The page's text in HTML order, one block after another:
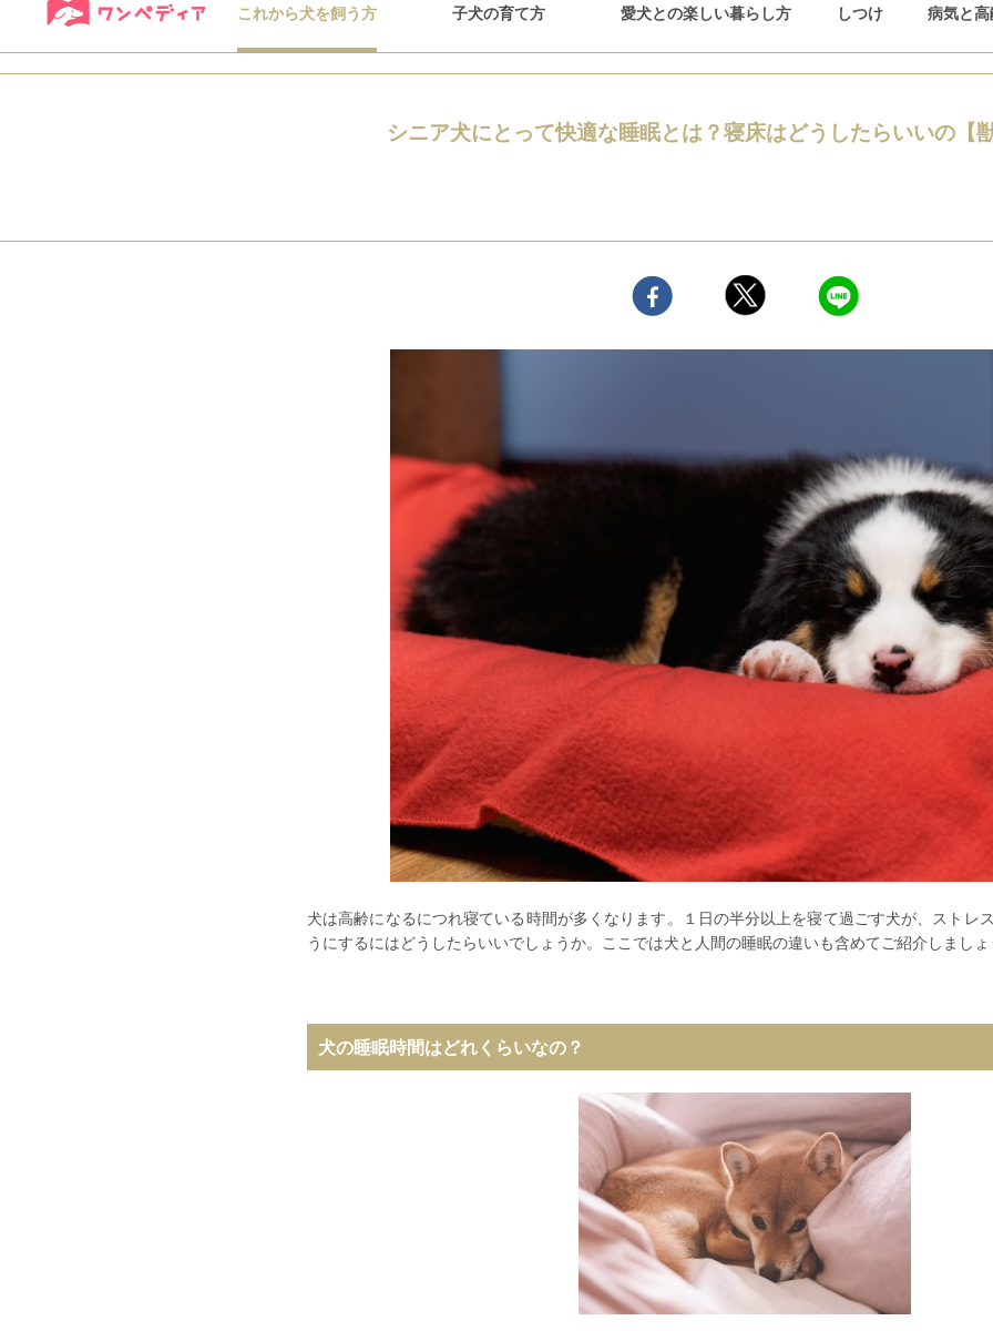
子犬の育て方
これから犬を飼う方 愛犬との楽しい暮らし方 しつけ 病気と高
シニア犬にとって快適な睡眠とは？寝床はどうしたらいいの【
犬は高齢になるにつれ寝ている時間が多くなります。１日の半分以上を寝て過ごす犬が、ストレ
うにするにはどうしたらいいでしょうか。ここでは犬と人間の睡眠の違いも含めてご紹介しましょ
犬の睡眠時間はどれくらいなの？